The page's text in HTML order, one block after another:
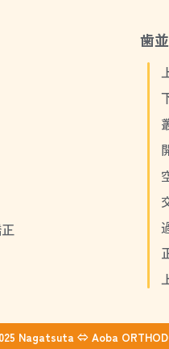
歯
Nagatsuta ⇔ Aoba